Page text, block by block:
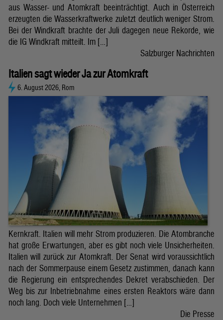
aus Wasser- und Atomkraft beeinträchtigt. Auch in Österreich
erzeugten die Wasserkraftwerke zuletzt deutlich weniger Strom.
Bei der Windkraft brachte der Juli dagegen neue Rekorde, wie
die IG Windkraft mitteilt. Im […]
Salzburger Nachrichten
Italien sagt wieder Ja zur Atomkraft
6. August 2026, Rom
Kernkraft. Italien will mehr Strom produzieren. Die Atombranche
hat große Erwartungen, aber es gibt noch viele Unsicherheiten.
Italien will zurück zur Atomkraft. Der Senat wird voraussichtlich
nach der Sommerpause einem Gesetz zustimmen, danach kann
die Regierung ein entsprechendes Dekret verabschieden. Der
Weg bis zur Inbetriebnahme eines ersten Reaktors wäre dann
noch lang. Doch viele Unternehmen […]
Die Presse